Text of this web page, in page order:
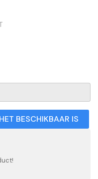
BESCHIKBAAR IS